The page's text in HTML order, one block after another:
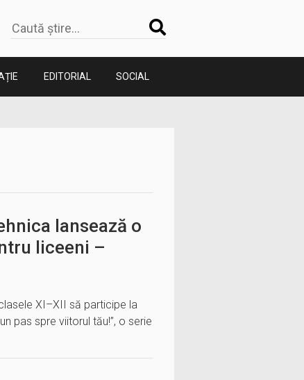
EDITORIAL SOCIAL
lansează o
liceeni –
XI–XII să participe la
pas spre viitorul tău!”, o serie